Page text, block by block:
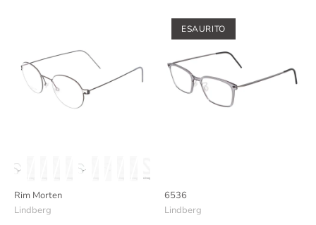
Rim Morten
Lindberg
ESAURITO
6536
Lindberg